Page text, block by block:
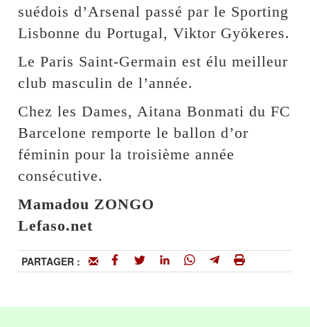
suédois d’Arsenal passé par le Sporting
Lisbonne du Portugal, Viktor Gyökeres.
Le Paris Saint-Germain est élu meilleur
club masculin de l’année.
Chez les Dames, Aitana Bonmati du FC
Barcelone remporte le ballon d’or
féminin pour la troisième année
consécutive.
Mamadou ZONGO
Lefaso.net
PARTAGER :